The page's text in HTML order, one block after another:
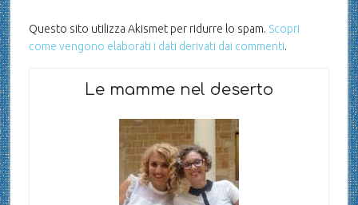
Questo sito utilizza Akismet per ridurre lo spam. Scopri
come vengono elaborati i dati derivati dai commenti.
Le mamme nel deserto